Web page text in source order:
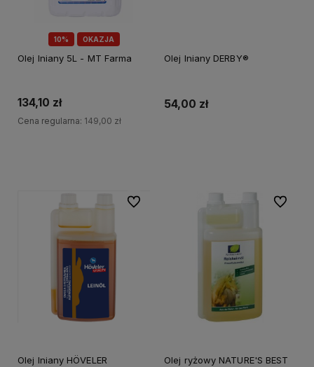
10% OKAZJA
Olej lniany 5L - MT Farma
134,10 zł
Cena regularna: 149,00 zł
Olej lniany DERBY®
54,00 zł
Olej lniany HÖVELER
Do ulubionych
Olej ryżowy NATURE'S BEST
Do